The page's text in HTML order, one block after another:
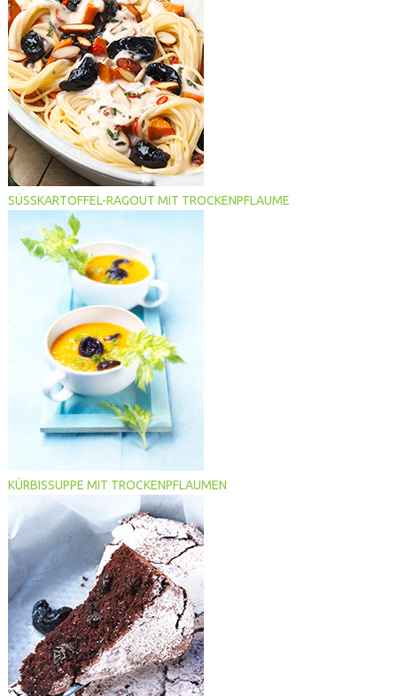
SÜSSKARTOFFEL-RAGOUT MIT TROCKENPFLAUME
KÜRBISSUPPE MIT TROCKENPFLAUMEN